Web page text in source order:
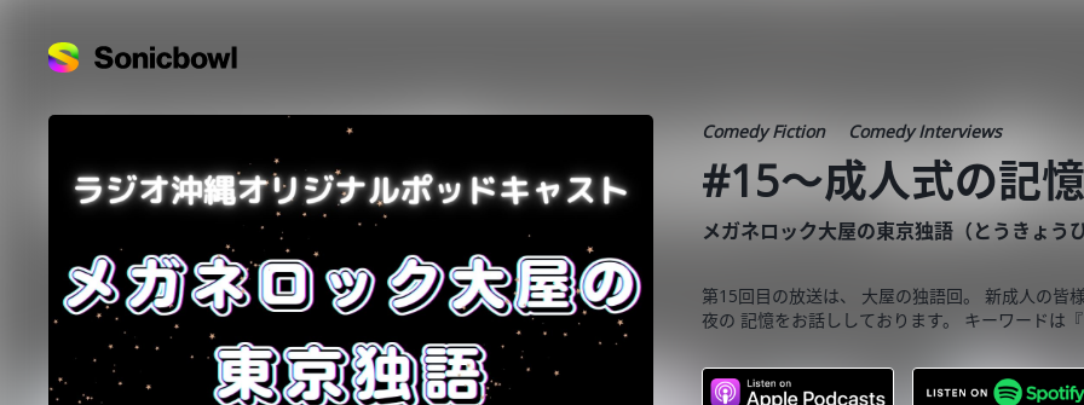
Comedy Fiction Comedy Interviews
#15〜成人式の記
メガネロック大屋の東京独語（とうきょう
第15回目の放送は、 大屋の独語回。 新成人の皆
夜の 記憶をお話ししております。 キーワードは『